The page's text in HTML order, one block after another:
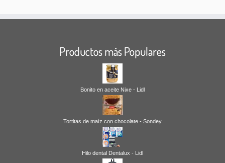
Productos más Populares
Bonito en aceite Nixe - Lidl
Tortitas de maíz con chocolate - Sondey
Hilo dental Dentalux - Lidl